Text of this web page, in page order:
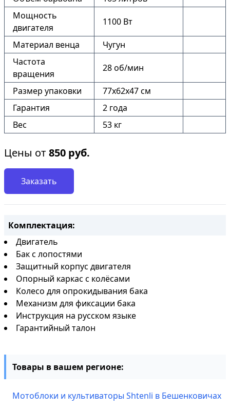
Мощность
двигателя
1100 Вт
Материал венца
Чугун
Частота
вращения
28 об/мин
Размер упаковки
77х62х47 см
Гарантия
2 года
Вес
53 кг
Цены от850 руб.
Заказать
Комплектация:
Двигатель
Бак с лопостями
Защитный корпус двигателя
Опорный каркас с колёсами
Колесо для опрокидывания бака
Механизм для фиксации бака
Инструкция на русском языке
Гарантийный талон
Товары в вашем регионе:
Мотоблоки и культиваторы Shtenli в Бешенковичах